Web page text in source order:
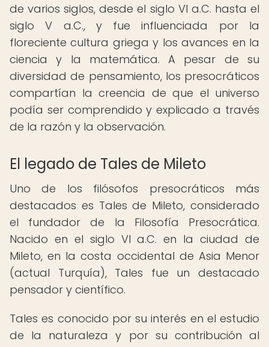
de varios siglos, desde el siglo VI a.C. hasta el
siglo V a.C., y fue influenciada por la
floreciente cultura griega y los avances en la
ciencia y la matemática. A pesar de su
diversidad de pensamiento, los presocráticos
compartían la creencia de que el universo
podía ser comprendido y explicado a través
de la razón y la observación.
El legado de Tales de Mileto
Uno de los filósofos presocráticos más
destacados es Tales de Mileto, considerado
el fundador de la Filosofía Presocrática.
Nacido en el siglo VI a.C. en la ciudad de
Mileto, en la costa occidental de Asia Menor
(actual Turquía), Tales fue un destacado
pensador y científico.
Tales es conocido por su interés en el estudio
de la naturaleza y por su contribución al